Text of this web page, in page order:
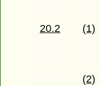
20.2
(1)
(2)